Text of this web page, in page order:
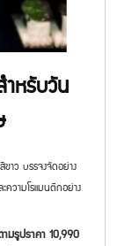
หรับวัน
าว บรรจงจัดอย่าง
วามโรแมนติกอย่าง
มรูปราคา 10,990